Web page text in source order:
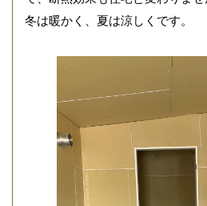
冬は暖かく、夏は涼しくです。